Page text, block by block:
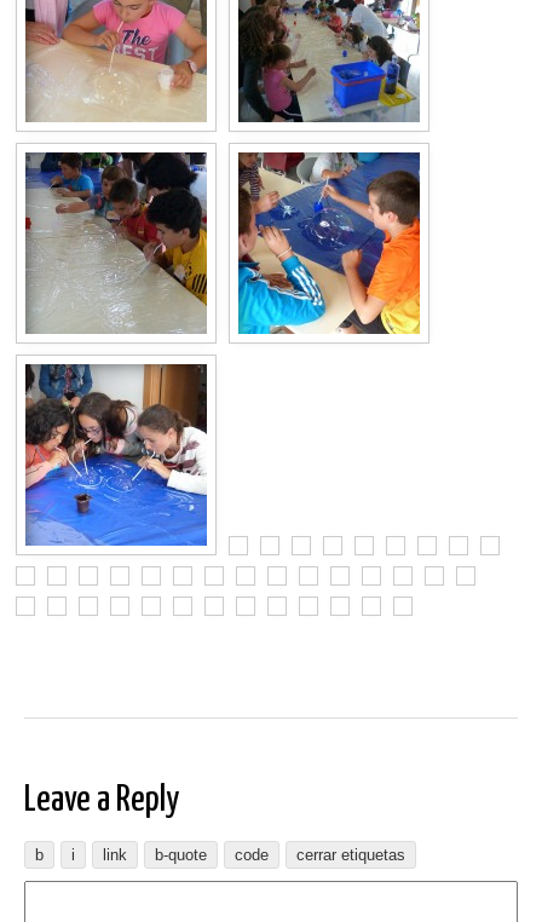
Leave a Reply